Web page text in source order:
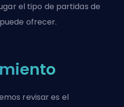
el tipo de partidas de
ofrecer.
revisar es el